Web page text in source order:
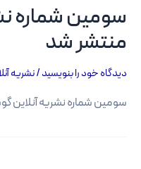
سومین شماره
منتشر شد
دیدگاه‌ خود را بنویسید/نشریه
سومین شماره نشریه آنلاین